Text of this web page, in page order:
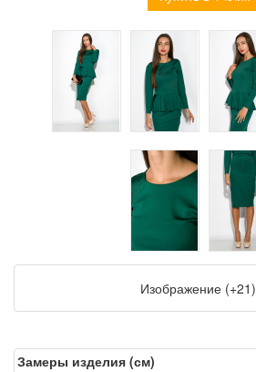
Изображение (+21)
Замеры изделия (см)